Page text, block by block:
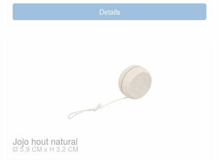
Details
Jojo hout natural
Ø 5,9 CM x H 3,2 CM